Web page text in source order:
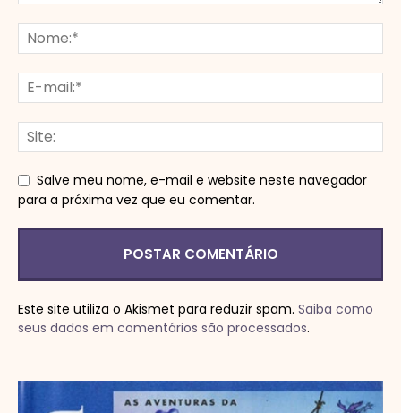
Salve meu nome, e-mail e website neste navegador
para a próxima vez que eu comentar.
Este site utiliza o Akismet para reduzir spam. Saiba como
seus dados em comentários são processados.